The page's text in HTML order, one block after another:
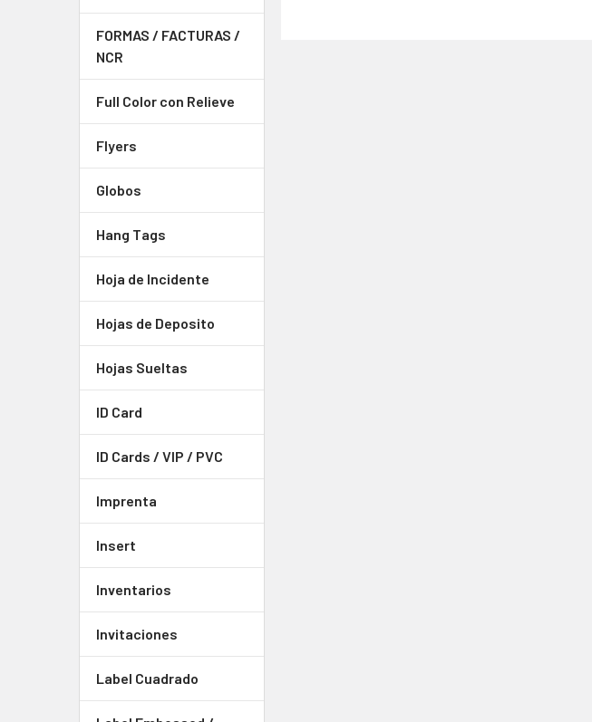
FORMAS / FACTURAS /
NCR
Full Color con Relieve
Flyers
Globos
Hang Tags
Hoja de Incidente
Hojas de Deposito
Hojas Sueltas
ID Card
ID Cards / VIP / PVC
Imprenta
Insert
Inventarios
Invitaciones
Label Cuadrado